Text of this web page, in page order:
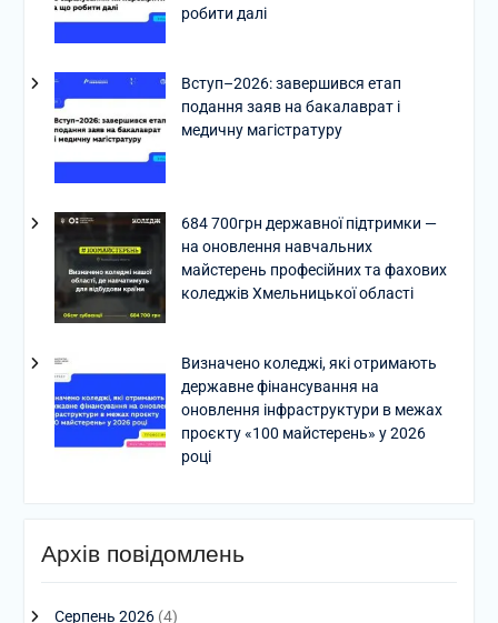
робити далі
Вступ–2026: завершився етап
подання заяв на бакалаврат і
медичну магістратуру
684 700грн державної підтримки —
на оновлення навчальних
майстерень професійних та фахових
коледжів Хмельницької області
Визначено коледжі, які отримають
державне фінансування на
оновлення інфраструктури в межах
проєкту «100 майстерень» у 2026
році
Архів повідомлень
Серпень 2026(4)